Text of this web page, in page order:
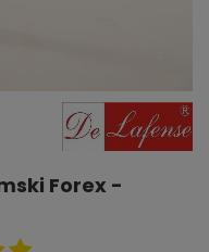
Forex -